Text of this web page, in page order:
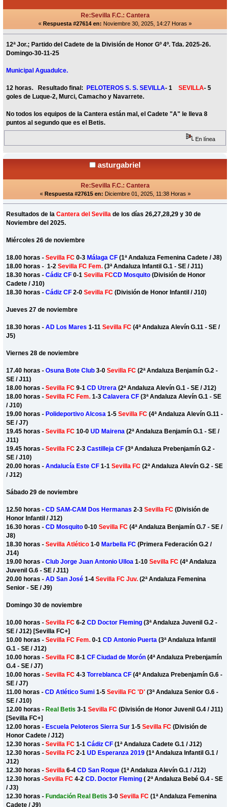
Re:Sevilla F.C.: Cantera
« Respuesta #27614 en: Noviembre 30, 2025, 14:27 Horas »
12ª Jor.; Partido del Cadete de la División de Honor Gº 4º. Tda. 2025-26.
Domingo-30-11-25
Municipal Aguadulce.
12 horas. Resultado final: PELOTEROS S. S. SEVILLA- 1 SEVILLA- 5
goles de Luque-2, Murci, Camacho y Navarrete.
No todos los equipos de la Cantera están mal, el Cadete "A" le lleva 8
puntos al segundo que es el Betis.
En línea
asturgabriel
Re:Sevilla F.C.: Cantera
« Respuesta #27615 en: Diciembre 01, 2025, 11:38 Horas »
Resultados de laCantera del Sevillade los días 26,27,28,29 y 30 de
Noviembre del 2025.
Miércoles 26 de noviembre
18.00 horas -Sevilla FC 0-3 Málaga CF (1ª Andaluza Femenina Cadete / J8)
18.00 horas - 1-2Sevilla FC Fem. (3ª Andaluza Infantil G.1 - SE / J11)
18.30 horas -Cádiz CF 0-1Sevilla FCCD Mosquito (División de Honor
Cadete / J10)
18.30 horas - Cádiz CF 2-0Sevilla FC(División de Honor Infantil / J10)
Jueves 27 de noviembre
18.30 horas -AD Los Mares 1-11Sevilla FC (4ª Andaluza Alevín G.11 - SE /
J5)
Viernes 28 de noviembre
17.40 horas -Osuna Bote Club 3-0Sevilla FC (2ª Andaluza Benjamín G.2 -
SE / J11)
18.00 horas -Sevilla FC9-1CD Utrera (2ª Andaluza Alevín G.1 - SE / J12)
18.00 horas -Sevilla FC Fem. 1-3Calavera CF (3ª Andaluza Alevín G.1 - SE
/ J10)
19.00 horas - Polideportivo Alcosa 1-5Sevilla FC(4ª Andaluza Alevín G.11 -
SE / J7)
19.45 horas -Sevilla FC 10-0UD Mairena(2ª Andaluza Benjamín G.1 - SE /
J11)
19.45 horas -Sevilla FC 2-3Castilleja CF (3ª Andaluza Prebenjamín G.2 -
SE / J10)
20.00 horas -Andalucía Este CF 1-1Sevilla FC (2ª Andaluza Alevín G.2 - SE
/ J12)
Sábado 29 de noviembre
12.50 horas -CD SAM-CAM Dos Hermanas2-3Sevilla FC(División de
Honor Infantil / J12)
16.30 horas -CD Mosquito 0-10Sevilla FC (4ª Andaluza Benjamín G.7 - SE /
J8)
18.30 horas -Sevilla Atlético 1-0 Marbella FC (Primera Federación G.2 /
J14)
19.00 horas -Club Jorge Juan Antonio Ulloa 1-10Sevilla FC(4ª Andaluza
Juvenil G.6 - SE / J11)
20.00 horas -AD San José1-4Sevilla FC Juv. (2ª Andaluza Femenina
Senior - SE / J9)
Domingo 30 de noviembre
10.00 horas -Sevilla FC6-2CD Doctor Fleming (3ª Andaluza Juvenil G.2 -
SE / J12) [Sevilla FC+]
10.00 horas -Sevilla FC Fem. 0-1CD Antonio Puerta (3ª Andaluza Infantil
G.1 - SE / J12)
10.00 horas -Sevilla FC 8-1CF Ciudad de Morón(4ª Andaluza Prebenjamín
G.4 - SE / J7)
10.00 horas -Sevilla FC 4-3Torreblanca CF (4ª Andaluza Prebenjamín G.6 -
SE / J7)
11.00 horas -CD Atlético Sumi1-5Sevilla FC 'D' (3ª Andaluza Senior G.6 -
SE / J10)
12.00 horas - Real Betis3-1Sevilla FC(División de Honor Juvenil G.4 / J11)
[Sevilla FC+]
12.00 horas - Escuela Peloteros Sierra Sur 1-5Sevilla FC (División de
Honor Cadete / J12)
12.30 horas - Sevilla FC1-1Cádiz CF (1ª Andaluza Cadete G.1 / J12)
12.30 horas -Sevilla FC 2-1UD Esperanza 2019 (1ª Andaluza Infantil G.1 /
J12)
12.30 horas -Sevilla 6-4CD San Roque(1ª Andaluza Alevín G.1 / J12)
12.30 horas -Sevilla FC4-2CD. Doctor Fleming( 2ª Andaluza Bebé G.4 - SE
/ J3)
12.30 horas - Fundación Real Betis 3-0Sevilla FC(1ª Andaluza Femenina
Cadete / J9)